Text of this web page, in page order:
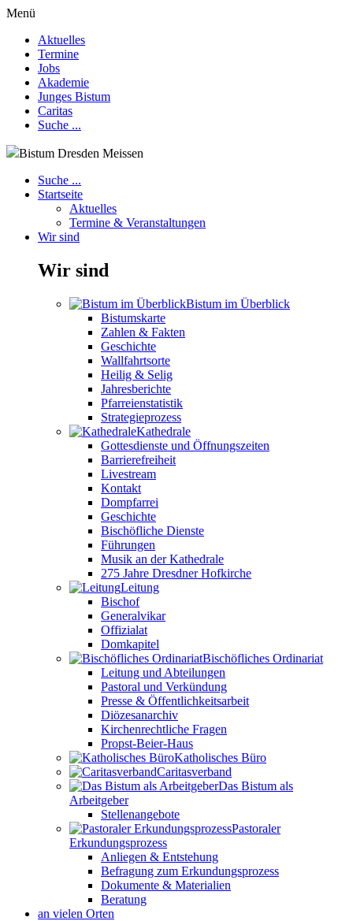
Menü
Aktuelles
Termine
Jobs
Akademie
Junges Bistum
Caritas
Suche ...
Bistum Dresden Meissen
Suche ...
Startseite
Aktuelles
Termine & Veranstaltungen
Wir sind
Wir sind
Bistum im Überblick
Bistumskarte
Zahlen & Fakten
Geschichte
Wallfahrtsorte
Heilig & Selig
Jahresberichte
Pfarreienstatistik
Strategieprozess
Kathedrale
Gottesdienste und Öffnungszeiten
Barrierefreiheit
Livestream
Kontakt
Dompfarrei
Geschichte
Bischöfliche Dienste
Führungen
Musik an der Kathedrale
275 Jahre Dresdner Hofkirche
Leitung
Bischof
Generalvikar
Offizialat
Domkapitel
Bischöfliches Ordinariat
Leitung und Abteilungen
Pastoral und Verkündung
Presse & Öffentlichkeitsarbeit
Diözesanarchiv
Kirchenrechtliche Fragen
Propst-Beier-Haus
Katholisches Büro
Caritasverband
Das Bistum als
Arbeitgeber
Stellenangebote
Pastoraler
Erkundungsprozess
Anliegen & Entstehung
Befragung zum Erkundungsprozess
Dokumente & Materialien
Beratung
an vielen Orten